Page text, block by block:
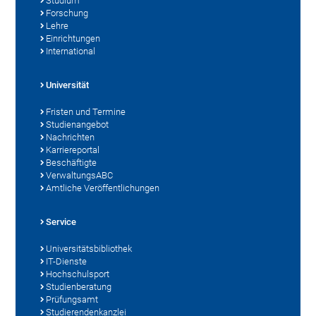
Forschung
Lehre
Einrichtungen
International
Universität
Fristen und Termine
Studienangebot
Nachrichten
Karriereportal
Beschäftigte
VerwaltungsABC
Amtliche Veröffentlichungen
Service
Universitätsbibliothek
IT-Dienste
Hochschulsport
Studienberatung
Prüfungsamt
Studierendenkanzlei